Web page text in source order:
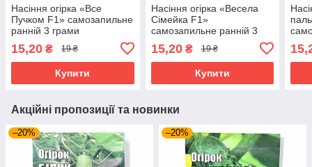
Насіння огірка «Все
Пучком F1» самозапильне
ранній 3 грами
15,20 ₴ 19 ₴
Купити
Насіння огірка «Весела
Сімейка F1»
самозапильне ранній 3
15,20₴ 19 ₴
Купити
Акційні пропозиції та новинки
–20% –20%